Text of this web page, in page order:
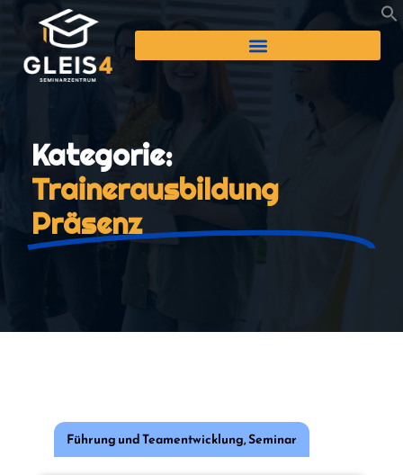
Kategorie:
Trainerausbildung
Präsenz
Führung und Teamentwicklung,Seminar